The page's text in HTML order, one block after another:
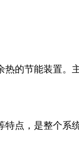
的节能装置。
点，是整个系